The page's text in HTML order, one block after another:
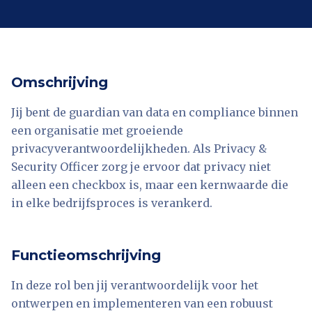
Omschrijving
Jij bent de guardian van data en compliance binnen
een organisatie met groeiende
privacyverantwoordelijkheden. Als Privacy &
Security Officer zorg je ervoor dat privacy niet
alleen een checkbox is, maar een kernwaarde die
in elke bedrijfsproces is verankerd.
Functieomschrijving
In deze rol ben jij verantwoordelijk voor het
ontwerpen en implementeren van een robuust